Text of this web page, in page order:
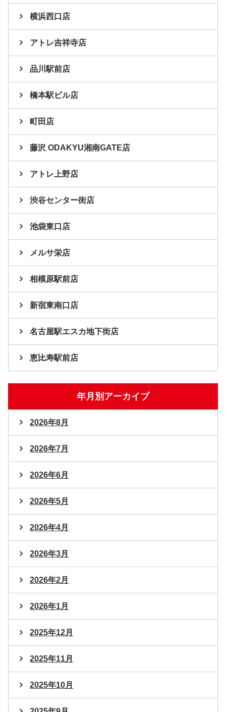
横浜西口店
アトレ吉祥寺店
品川駅前店
橋本駅ビル店
町田店
藤沢 ODAKYU湘南GATE店
アトレ上野店
渋谷センター街店
池袋東口店
メルサ栄店
相模原駅前店
新宿東南口店
名古屋駅エスカ地下街店
恵比寿駅前店
年月別アーカイブ
2026年8月
2026年7月
2026年6月
2026年5月
2026年4月
2026年3月
2026年2月
2026年1月
2025年12月
2025年11月
2025年10月